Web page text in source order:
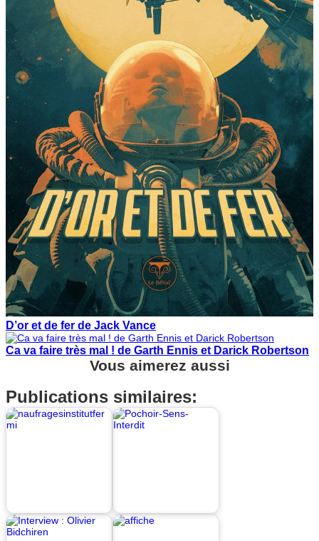
D’or et de fer de Jack Vance
Ca va faire très mal ! de Garth Ennis et Darick Robertson
Vous aimerez aussi
Publications similaires: